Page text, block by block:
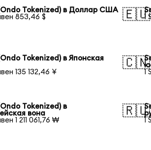
Tokenized) в Доллар США
853,46 $
🇪🇺
1
Tokenized) в Японская
135 132,46 ¥
🇨🇳
1
Tokenized) в
вона
1 211 061,76 ₩
🇷🇺
1